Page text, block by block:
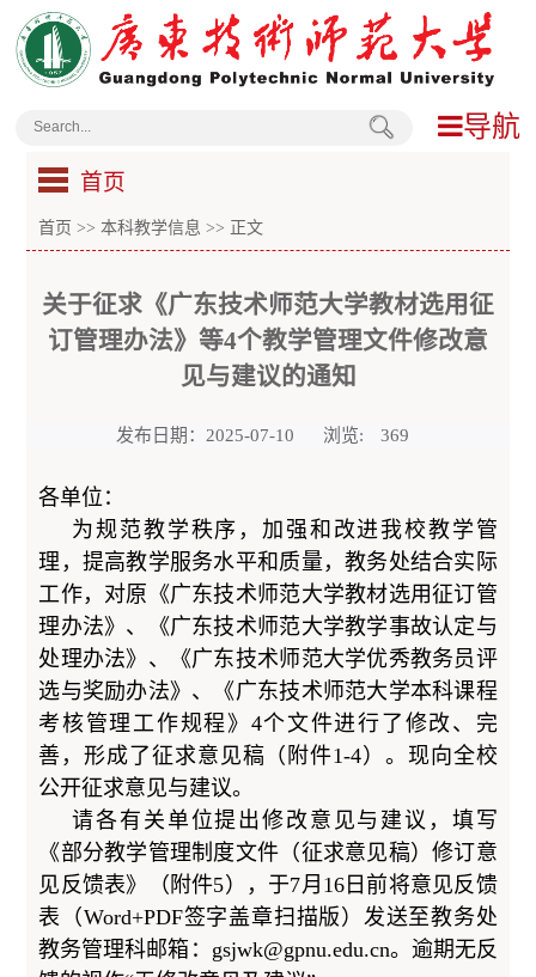
导航
首页
首页 >>本科教学信息 >> 正文
关于征求《广东技术师范大学教材选用征
订管理办法》等4个教学管理文件修改意
见与建议的通知
发布日期：2025-07-10 浏览: 369
各单位：
为规范教学秩序，加强和改进我校教学管
理，提高教学服务水平和质量，教务处结合实际
工作，对原《广东技术师范大学教材选用征订管
理办法》、《广东技术师范大学教学事故认定与
处理办法》、《广东技术师范大学优秀教务员评
选与奖励办法》、《广东技术师范大学本科课程
考核管理工作规程》4个文件进行了修改、完
善，形成了征求意见稿（附件1-4）。现向全校
公开征求意见与建议。
请各有关单位提出修改意见与建议，填写
《部分教学管理制度文件（征求意见稿）修订意
见反馈表》（附件5），于7月16日前将意见反馈
表（Word+PDF签字盖章扫描版）发送至教务处
教务管理科邮箱：gsjwk@gpnu.edu.cn。逾期无反